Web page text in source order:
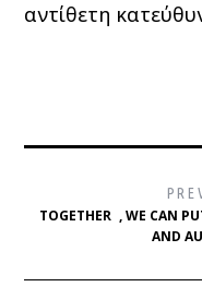
αντίθετη
TOGETHER , WE CAN
AND